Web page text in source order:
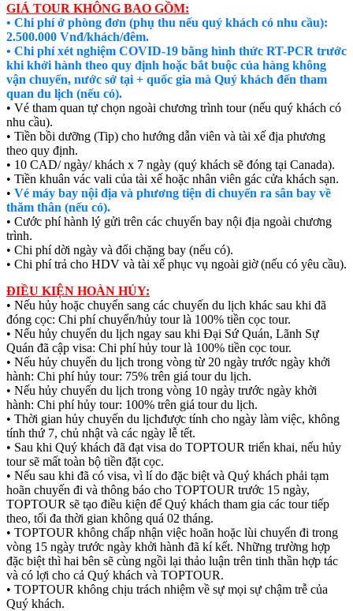
GIÁ TOUR KHÔNG BAO GỒM:
• Chi phí ở phòng đơn (phụ thu nếu quý khách có nhu cầu):
2.500.000 Vnđ/khách/đêm.
• Chi phí xét nghiệm COVID-19 bằng hình thức RT-PCR trước
khi khởi hành theo quy định hoặc bắt buộc của hàng không
vận chuyển, nước sở tại + quốc gia mà Quý khách đến tham
quan du lịch (nếu có).
• Vé tham quan tự chọn ngoài chương trình tour (nếu quý khách có
nhu cầu).
• Tiền bồi dưỡng (Tip) cho hướng dẫn viên và tài xế địa phương
theo quy định.
• 10 CAD/ ngày/ khách x 7 ngày (quý khách sẽ đóng tại Canada).
• Tiền khuân vác vali của tài xế hoặc nhân viên gác cửa khách sạn.
• Vé máy bay nội địa và phương tiện di chuyển ra sân bay về
thăm thân (nếu có).
• Cước phí hành lý gửi trên các chuyến bay nội địa ngoài chương
trình.
• Chi phí dời ngày và đổi chặng bay (nếu có).
• Chi phí trả cho HDV và tài xế phục vụ ngoài giờ (nếu có yêu cầu).
ĐIỀU KIỆN HOÀN HỦY:
• Nếu hủy hoặc chuyển sang các chuyến du lịch khác sau khi đã
đóng cọc: Chi phí chuyển/hủy tour là 100% tiền cọc tour.
• Nếu hủy chuyến du lịch ngay sau khi Đại Sứ Quán, Lãnh Sự
Quán đã cập visa: Chi phí hủy tour là 100% tiền cọc tour.
• Nếu hủy chuyến du lịch trong vòng từ 20 ngày trước ngày khởi
hành: Chi phí hủy tour: 75% trên giá tour du lịch.
• Nếu hủy chuyến du lịch trong vòng 10 ngày trước ngày khởi
hành: Chi phí hủy tour: 100% trên giá tour du lịch.
• Thời gian hủy chuyến du lịchđược tính cho ngày làm việc, không
tính thứ 7, chủ nhật và các ngày lễ tết.
• Sau khi Quý khách đã đạt visa do TOPTOUR triển khai, nếu hủy
tour sẽ mất toàn bộ tiền đặt cọc.
• Nếu sau khi đã có visa, vì lí do đặc biệt và Quý khách phải tạm
hoãn chuyến đi và thông báo cho TOPTOUR trước 15 ngày,
TOPTOUR sẽ tạo điều kiện để Quý khách tham gia các tour tiếp
theo, tối đa thời gian không quá 02 tháng.
• TOPTOUR không chấp nhận việc hoãn hoặc lùi chuyến đi trong
vòng 15 ngày trước ngày khởi hành đã kí kết. Những trường hợp
đặc biệt thì hai bên sẽ cùng ngồi lại thảo luận trên tinh thần hợp tác
và có lợi cho cả Quý khách và TOPTOUR.
• TOPTOUR không chịu trách nhiệm về sự mọi sự chậm trễ của
Quý khách.